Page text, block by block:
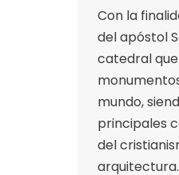
Con la
del apóstol
catedral
mundo,
principales
del